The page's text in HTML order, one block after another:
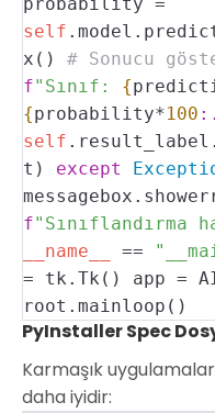
probability =
self
x()
# Sonucu
f"Sınıf: {
{probability* 100
self
t)
except
f"Sınıflandırma
__name__
==
= tk.Tk()
app =
root.mainloop()
PyInstaller Spec
Karmaşık
daha iyidir: